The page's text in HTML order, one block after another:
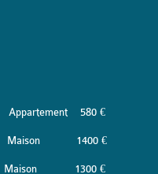
Appartement 580 €
Maison 1400 €
Maison 1300 €